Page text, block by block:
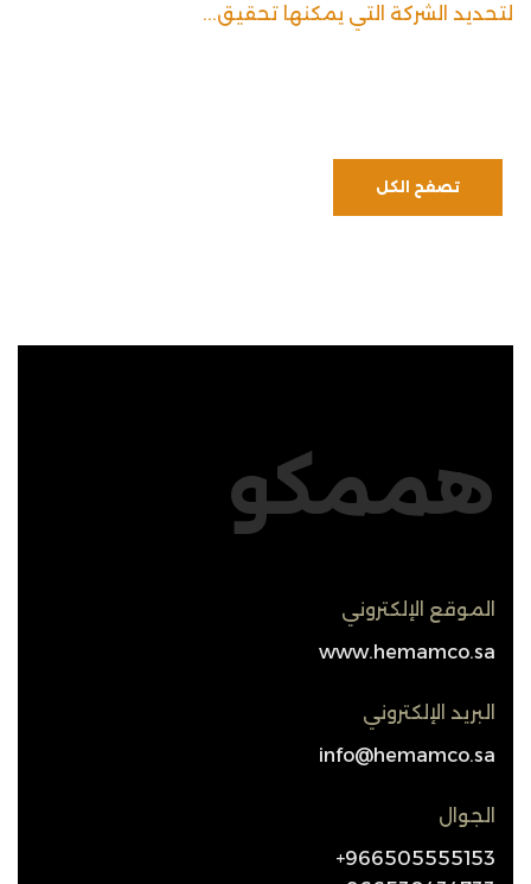
لتحديد الشركة التي يمكنها تحقيق...
تصفح الكل
هممكو
الموقع الإلكتروني
www.hemamco.sa
البريد الإلكتروني
info@hemamco.sa
الجوال
966505555153+